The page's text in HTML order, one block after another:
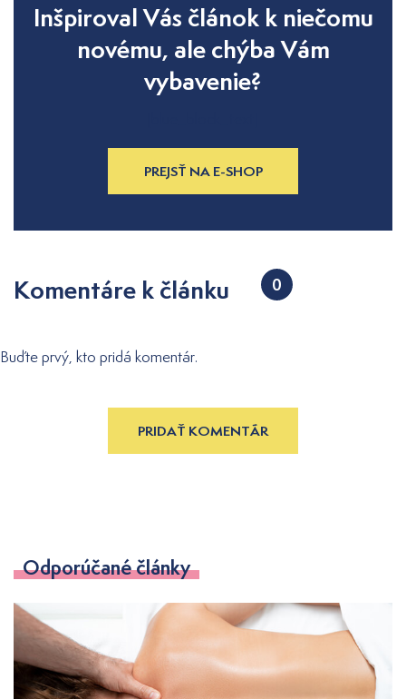
Inšpiroval Vás článok k niečomu
novému, ale chýba Vám
vybavenie?
PREJSŤ NA E-SHOP
Komentáre k článku 0
Buďte prvý, kto pridá komentár.
PRIDAŤ KOMENTÁR
Odporúčané články